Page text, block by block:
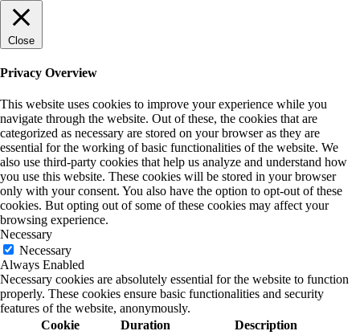
Close
Privacy Overview
This website uses cookies to improve your experience while you
navigate through the website. Out of these, the cookies that are
categorized as necessary are stored on your browser as they are
essential for the working of basic functionalities of the website. We
also use third-party cookies that help us analyze and understand how
you use this website. These cookies will be stored in your browser
only with your consent. You also have the option to opt-out of these
cookies. But opting out of some of these cookies may affect your
browsing experience.
Necessary
Necessary
Always Enabled
Necessary cookies are absolutely essential for the website to function
properly. These cookies ensure basic functionalities and security
features of the website, anonymously.
Cookie
Duration Description